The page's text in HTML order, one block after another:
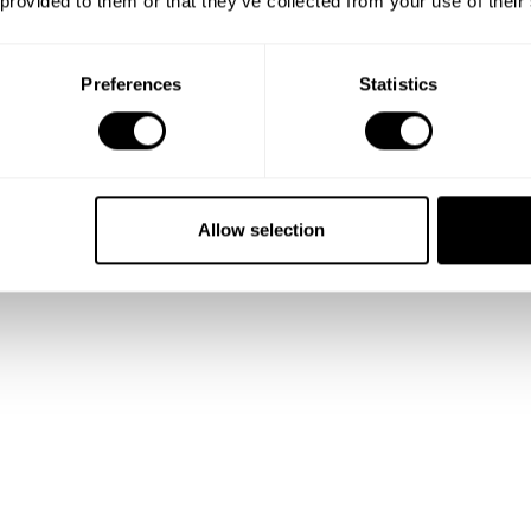
Preferences Statistics
Allow selection
de
accès à
et